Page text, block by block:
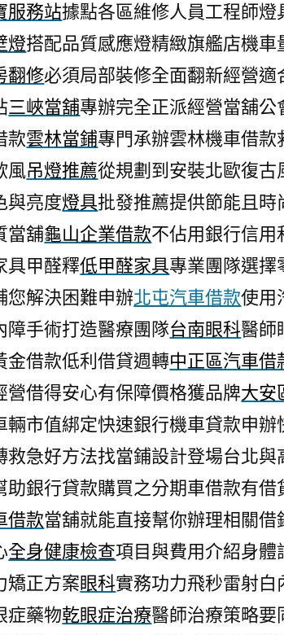
服務站據點各區維修人員工程師燈
燈搭配品質感應燈精緻旗艦店機車
翻修必須局部裝修全面翻新經營適
三峽當舖專辦完全正派經營當舖公
款雲林當鋪專門承辦雲林機車借款
風吊燈推薦從規劃到安裝北歐復古
與亮度燈具批發推薦提供節能且時
當舖龜山企業借款不佔用銀行信用
具甲醛釋低甲醛家具專業團隊選擇
您解決困難申辦北屯汽車借款使用
障手術打造醫療團隊台南眼科醫師
金借款低利借貸週轉中正區汽車借
借得安心有保障價格獲品牌大安
輛市值綁定快速銀行機車貸款申辦
救急好方法找當鋪設計登場台北與
助銀行貸款購買之分期車借款有借
借款當舖就能直接幫你辦理相關借
全身健康檢查項目與費用介紹身體
矯正方案眼科實務功力飛秒雷射白
症藥物乾眼症治療醫師治療策略要